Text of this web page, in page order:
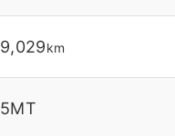
9,029km
5MT